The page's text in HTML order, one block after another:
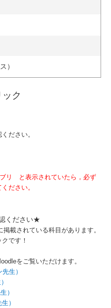
）
ク
ださい。
リ
と表示されていたら，必ず
ださい。
ください★
載されている科目があります。
です ！
をご覧いただけます。
生）
）
）